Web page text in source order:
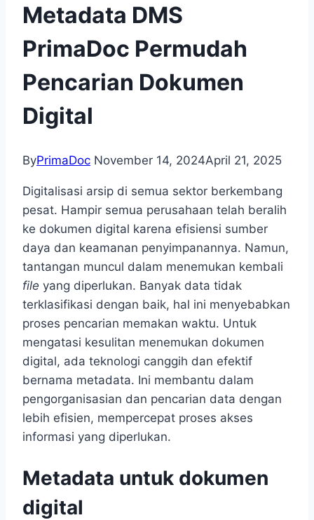
Metadata DMS
PrimaDoc Permudah
Pencarian Dokumen
Digital
ByPrimaDoc November 14, 2024April 21, 2025
Digitalisasi arsip di semua sektor berkembang
pesat. Hampir semua perusahaan telah beralih
ke dokumen digital karena efisiensi sumber
daya dan keamanan penyimpanannya. Namun,
tantangan muncul dalam menemukan kembali
file yang diperlukan. Banyak data tidak
terklasifikasi dengan baik, hal ini menyebabkan
proses pencarian memakan waktu. Untuk
mengatasi kesulitan menemukan dokumen
digital, ada teknologi canggih dan efektif
bernama metadata. Ini membantu dalam
pengorganisasian dan pencarian data dengan
lebih efisien, mempercepat proses akses
informasi yang diperlukan.
Metadata untuk dokumen
digital